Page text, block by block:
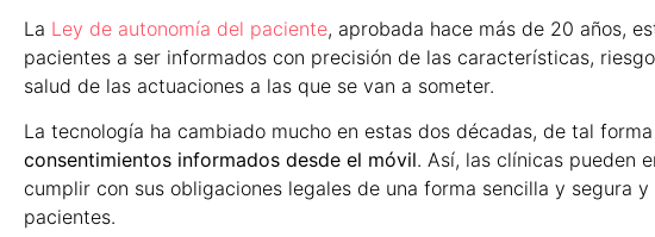
La Ley de autonomía del paciente, aprobada hace más de 20 años,
pacientes a ser informados con precisión de las características,
salud de las actuaciones a las que se van a someter.
La tecnología ha cambiado mucho en estas dos décadas, de tal
consentimientos informados desde el móvil. Así, las clínicas pueden
cumplir con sus obligaciones legales de una forma sencilla y segura
pacientes.